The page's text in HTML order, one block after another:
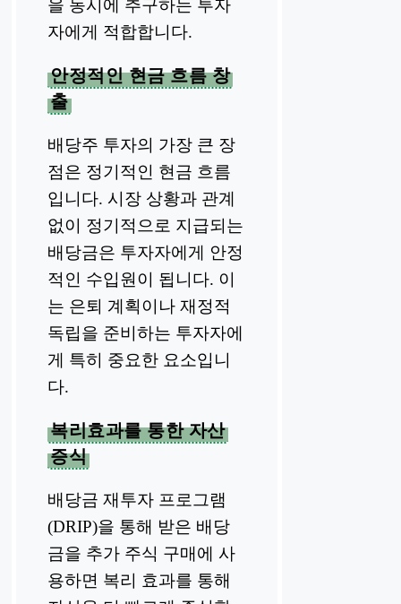
을 동시에 추구하는 투자
자에게 적합합니다.
안정적인 현금 흐름 창
출
배당주 투자의 가장 큰 장
점은 정기적인 현금 흐름
입니다. 시장 상황과 관계
없이 정기적으로 지급되는
배당금은 투자자에게 안정
적인 수입원이 됩니다. 이
는 은퇴 계획이나 재정적
독립을 준비하는 투자자에
게 특히 중요한 요소입니
다.
복리효과를 통한 자산
증식
배당금 재투자 프로그램
(DRIP)을 통해 받은 배당
금을 추가 주식 구매에 사
용하면 복리 효과를 통해